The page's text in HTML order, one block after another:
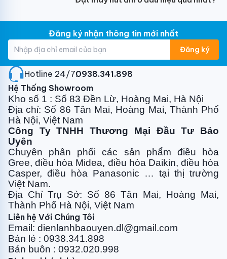
Đăng ký nhận thông tin mới nhất
Đăng ký
Hotline 24/7:0938.341.898
Hệ Thống Showroom
Kho số 1 : Số 83 Đền Lừ, Hoàng Mai, Hà Nội
Địa chỉ: Số 86 Tân Mai, Hoàng Mai, Thành Phố
Hà Nội, Việt Nam
Công Ty TNHH Thương Mại Đầu Tư Bảo
Uyên
Chuyên phân phối các sản phẩm điều hòa
Gree, điều hòa Midea, điều hòa Daikin, điều hòa
Casper, điều hòa Panasonic … tại thị trường
Việt Nam.
Địa Chỉ Trụ Sở: Số 86 Tân Mai, Hoàng Mai,
Thành Phố Hà Nội, Việt Nam
Liên hệ Với Chúng Tôi
Email: dienlanhbaouyen.dl@gmail.com
Bán lẻ : 0938.341.898
Bán buôn : 0932.020.998